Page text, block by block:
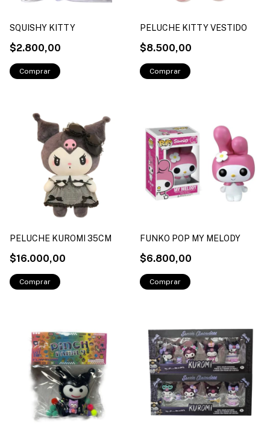
SQUISHY KITTY
$2.800,00
PELUCHE KITTY VESTIDO
$8.500,00
PELUCHE KUROMI 35CM
$16.000,00
FUNKO POP MY MELODY
$6.800,00